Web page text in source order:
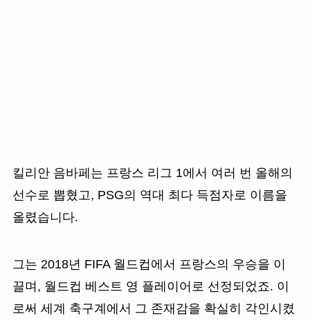
킬리안 음바페는 프랑스 리그 1에서 여러 번 올해의
선수로 뽑혔고, PSG의 역대 최다 득점자로 이름을
올렸습니다.
그는 2018년 FIFA 월드컵에서 프랑스의 우승을 이
끌며, 월드컵 베스트 영 플레이어로 선정되었죠. 이
로써 세계 축구계에서 그 존재감을 확실히 각인시켰